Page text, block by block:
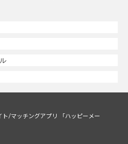
ト/マッチングアプリ 「ハッピーメー